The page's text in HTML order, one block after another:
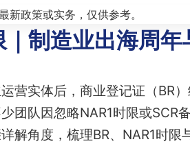
新政策或实务，仅供参考。
｜制造业出海周
营实体后，商业登记证（BR
团队因忽略NAR1时限或SCR
解角度，梳理BR、NAR1时